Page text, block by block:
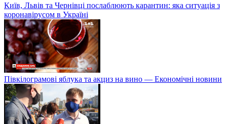
Київ, Львів та Чернівці послаблюють карантин: яка ситуація з
коронавірусом в Україні
Півкілограмові яблука та акциз на вино — Економічні новини